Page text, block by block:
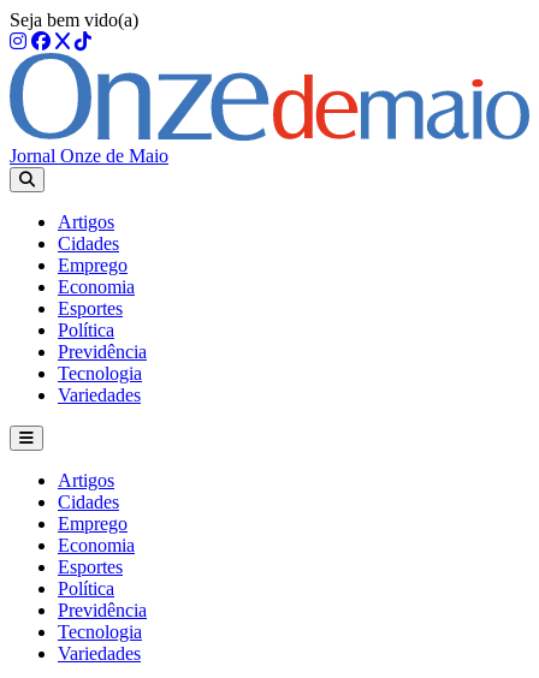
Seja bem vido(a)
Jornal Onze de Maio
Artigos
Cidades
Emprego
Economia
Esportes
Política
Previdência
Tecnologia
Variedades
Artigos
Cidades
Emprego
Economia
Esportes
Política
Previdência
Tecnologia
Variedades